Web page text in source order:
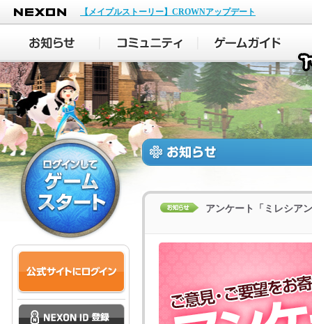
NEXON
【メイプルストーリー】CROWNアップデート
アンケート「ミレシア